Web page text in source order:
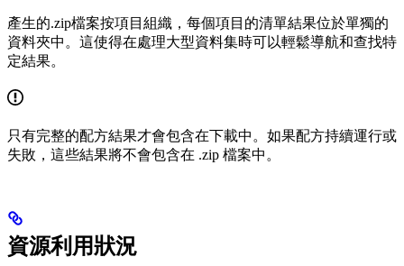
產生的.zip檔案按項目組織，每個項目的清單結果位於單獨的
資料夾中。這使得在處理大型資料集時可以輕鬆導航和查找特
定結果。
只有完整的配方結果才會包含在下載中。如果配方持續運行或
失敗，這些結果將不會包含在 .zip 檔案中。
資源利用狀況